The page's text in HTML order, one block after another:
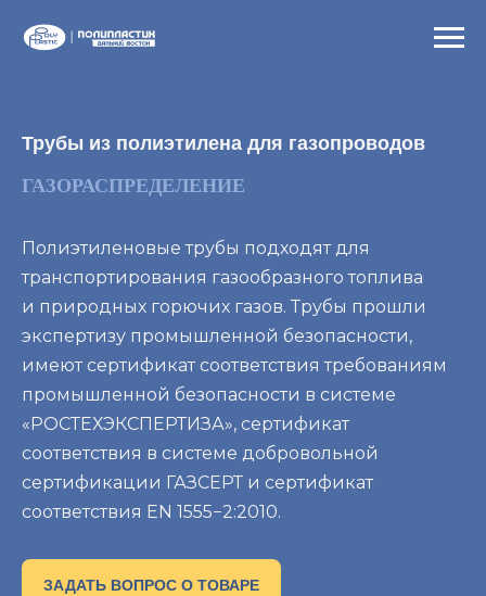
Трубы из полиэтилена для газопроводов
ГАЗОРАСПРЕДЕЛЕНИЕ
Полиэтиленовые трубы подходят для
транспортирования газообразного топлива
и природных горючих газов. Трубы прошли
экспертизу промышленной безопасности,
имеют сертификат соответствия требованиям
промышленной безопасности в системе
«РОСТЕХЭКСПЕРТИЗА», сертификат
соответствия в системе добровольной
сертификации ГАЗСЕРТ и сертификат
соответствия EN 1555−2:2010.
ЗАДАТЬ ВОПРОС О ТОВАРЕ